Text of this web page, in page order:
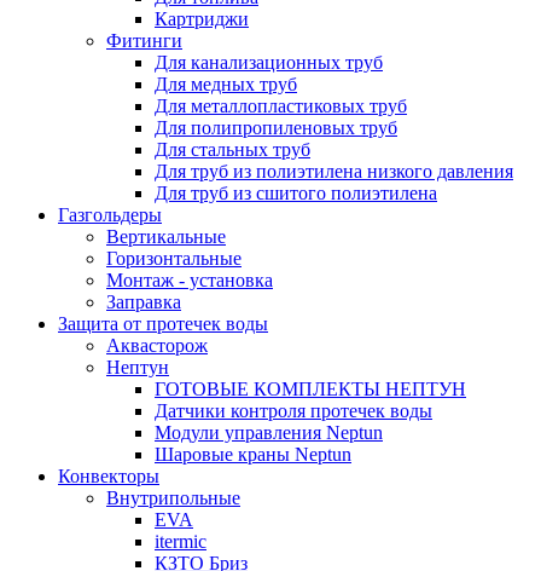
Картриджи
Фитинги
Для канализационных труб
Для медных труб
Для металлопластиковых труб
Для полипропиленовых труб
Для стальных труб
Для труб из полиэтилена низкого давления
Для труб из сшитого полиэтилена
Газгольдеры
Вертикальные
Горизонтальные
Монтаж - установка
Заправка
Защита от протечек воды
Аквасторож
Нептун
ГОТОВЫЕ КОМПЛЕКТЫ НЕПТУН
Датчики контроля протечек воды
Модули управления Neptun
Шаровые краны Neptun
Конвекторы
Внутрипольные
EVA
itermic
КЗТО Бриз